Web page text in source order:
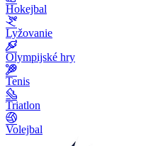
Hokejbal
Lyžovanie
Olympijské hry
Tenis
Triatlon
Volejbal